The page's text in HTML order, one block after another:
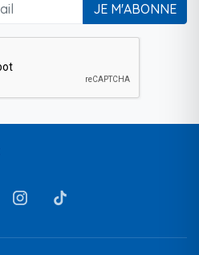
JE M'ABONNE